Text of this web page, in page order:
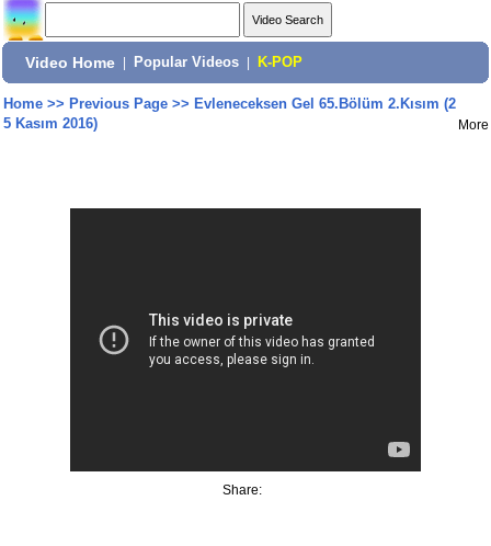
Video Home Popular Videos K-POP
Home>> Previous Page>> Evleneceksen Gel 65.Bölüm 2.Kısım (2
5 Kasım 2016)
More
Share: